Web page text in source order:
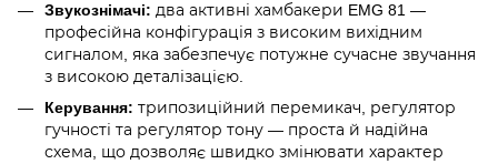
Звукознімачі: два активні хамбакери EMG 81 —
професійна конфігурація з високим вихідним
сигналом, яка забезпечує потужне сучасне звучання
з високою деталізацією.
Керування: трипозиційний перемикач, регулятор
гучності та регулятор тону — проста й надійна
схема, що дозволяє швидко змінювати характер